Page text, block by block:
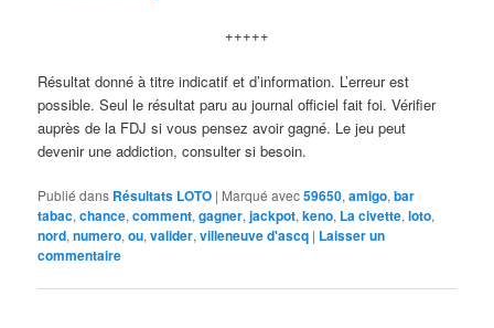
+++++
Résultat donné à titre indicatif et d’information. L’erreur est
possible. Seul le résultat paru au journal officiel fait foi. Vérifier
auprès de la FDJ si vous pensez avoir gagné. Le jeu peut
devenir une addiction, consulter si besoin.
Publié dans Résultats LOTO | Marqué avec59650,amigo,bar
tabac,chance,comment,gagner,jackpot,keno, La civette,loto,
nord,numero,ou,valider,villeneuve d'ascq | Laisser un
commentaire